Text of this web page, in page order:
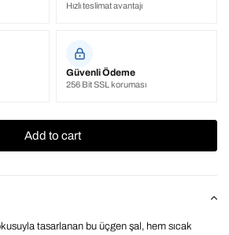
Hızlı teslimat avantajı
Güvenli Ödeme
256 Bit SSL koruması
tasarlanan bu üçgen şal, hem sıcak